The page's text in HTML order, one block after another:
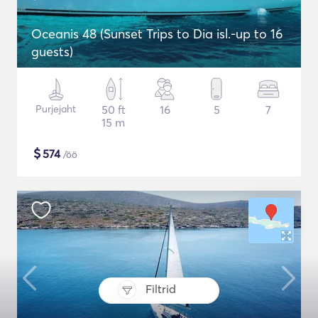
Filtrid
Oceanis 48 (Sunset Trips to Dia isl.-up to 16
guests)
Purjejaht
50 ft
15 m
16 5 7
$574/öö